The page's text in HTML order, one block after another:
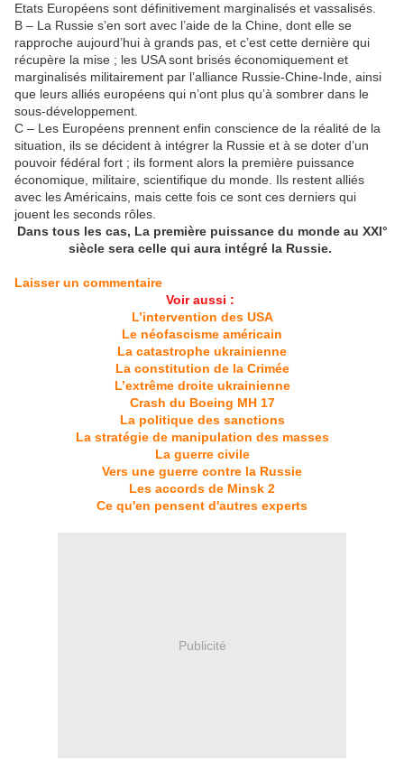
Etats Européens sont définitivement marginalisés et vassalisés.
B – La Russie s’en sort avec l’aide de la Chine, dont elle se
rapproche aujourd’hui à grands pas, et c’est cette dernière qui
récupère la mise ; les USA sont brisés économiquement et
marginalisés militairement par l’alliance Russie-Chine-Inde, ainsi
que leurs alliés européens qui n’ont plus qu’à sombrer dans le
sous-développement.
C – Les Européens prennent enfin conscience de la réalité de la
situation, ils se décident à intégrer la Russie et à se doter d’un
pouvoir fédéral fort ; ils forment alors la première puissance
économique, militaire, scientifique du monde. Ils restent alliés
avec les Américains, mais cette fois ce sont ces derniers qui
jouent les seconds rôles.
Dans tous les cas, La première puissance du monde au XXI°
siècle sera celle qui aura intégré la Russie.
Laisser un commentaire
Voir aussi :
L’intervention des USA
Le néofascisme américain
La catastrophe ukrainienne
La constitution de la Crimée
L’extrême droite ukrainienne
Crash du Boeing MH 17
La politique des sanctions
La stratégie de manipulation des masses
La guerre civile
Vers une guerre contre la Russie
Les accords de Minsk 2
Ce qu'en pensent d'autres experts
Publicité